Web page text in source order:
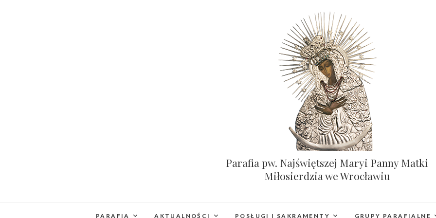
Parafia pw. Najświętszej Maryi Panny Matki
Miłosierdzia we Wrocławiu
PARAFIA AKTUALNOŚCI POSŁUGI I SAKRAMENTY GRUPY PARAFIALNE